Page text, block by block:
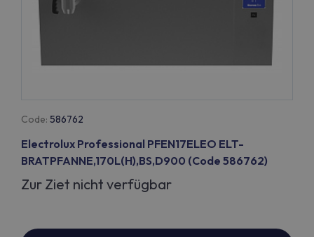
Code: 586762
Electrolux Professional PFEN17ELEO ELT-
BRATPFANNE,170L(H),BS,D900 (Code 586762)
Zur Ziet nicht verfügbar